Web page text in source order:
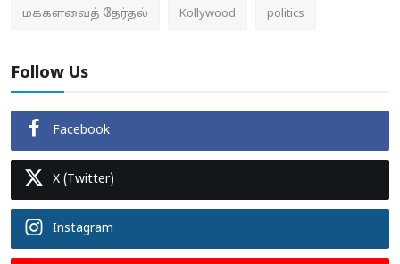
மக்களவைத் தேர்தல் Kollywood politics
Follow Us
Facebook
X (Twitter)
Instagram